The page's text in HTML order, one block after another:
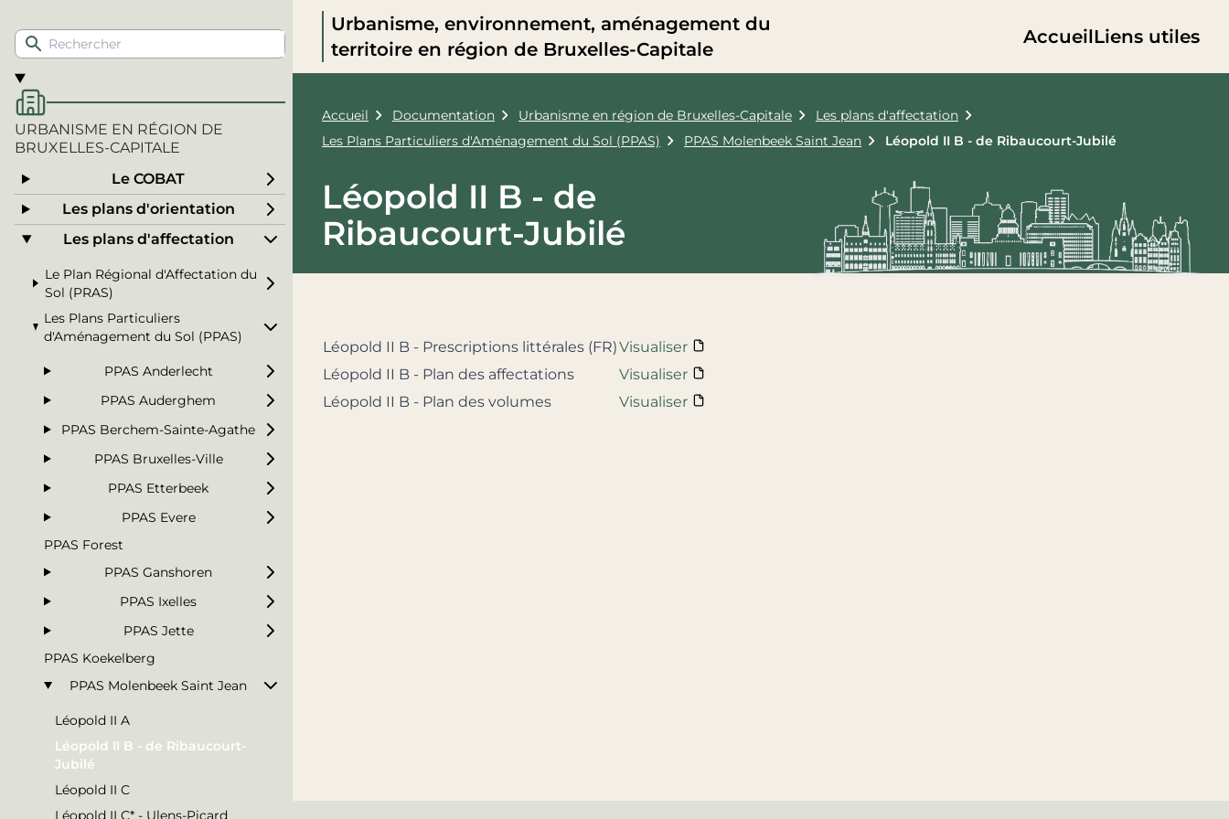
Urbanisme, environnement, aménagement du
territoire en région de Bruxelles-Capitale
AccueilLiens utiles
URBANISME EN RÉGION DE
BRUXELLES-CAPITALE
Le COBAT
Les plans d'orientation
Les plans d'affectation
Le Plan Régional d'Affectation du
Sol (PRAS)
Les Plans Particuliers
d'Aménagement du Sol (PPAS)
PPAS Anderlecht
PPAS Auderghem
PPAS Berchem-Sainte-Agathe
PPAS Bruxelles-Ville
PPAS Etterbeek
PPAS Evere
PPAS Forest
PPAS Ganshoren
PPAS Ixelles
PPAS Jette
PPAS Koekelberg
PPAS Molenbeek Saint Jean
Léopold II A
Léopold II B - de Ribaucourt-
Jubilé
Léopold II C
Léopold II C* - Ulens-Picard
Accueil Documentation Urbanisme en région de Bruxelles-Capitale
Les plans d'affectation
Les Plans Particuliers d'Aménagement du Sol (PPAS)
PPAS Molenbeek Saint Jean Léopold II B - de Ribaucourt-Jubilé
Léopold II B - de
Ribaucourt-Jubilé
Léopold II B - Prescriptions littérales (FR)Visualiser
Léopold II B - Plan des affectations
Visualiser
Léopold II B - Plan des volumes
Visualiser